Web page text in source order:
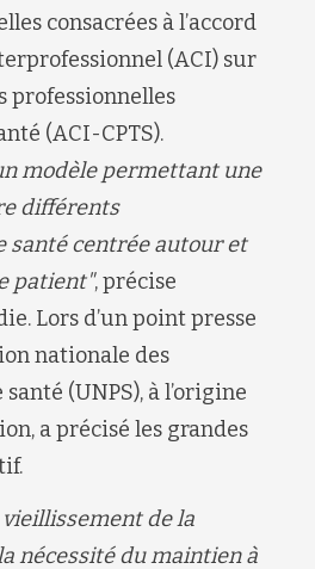
consacrées à l’accord
(ACI) sur
professionnelles
(ACI-CPTS).
modèle permettant une
différents
santé centrée autour et
patient", précise
Lors d’un point presse
nationale des
(UNPS), à l’origine
a précisé les grandes
de la
nécessité du maintien à